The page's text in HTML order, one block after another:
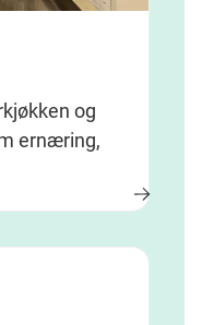
og
ernæring,